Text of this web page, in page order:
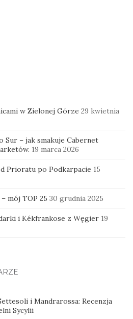
w Zielonej Górze 29 kwietnia
Sur – jak smakuje Cabernet
19 marca 2026
Prioratu po Podkarpacie 15
mój TOP 25 30 grudnia 2025
i Kékfrankose z Węgier 19
i Mandrarossa: Recenzja
Sycylii